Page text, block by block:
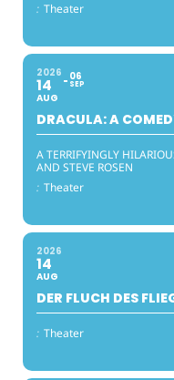
: Theater
2026
14
AUG
06
SEP
DRACULA: A
A TERRIFYINGLY
AND STEVE ROSEN
: Theater
2026
14
AUG
DER FLUCH DES
: Theater